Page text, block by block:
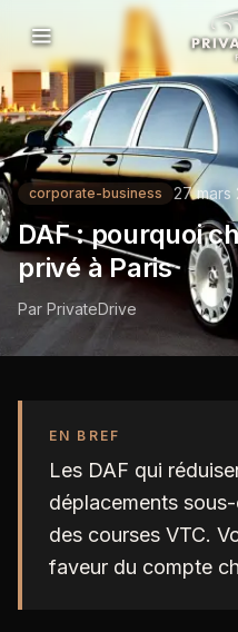
Skip to content
corporate-business 27 mars
DAF : pourquoi
privé à Paris
Par PrivateDrive
EN BREF
Les DAF qui
déplacements
des courses VTC.
faveur du compte